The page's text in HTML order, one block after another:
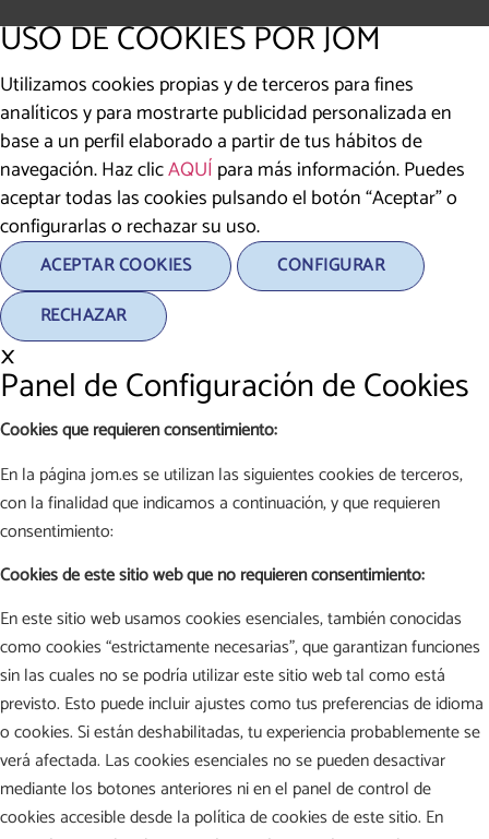
USO DE COOKIES POR JOM
Utilizamos cookies propias y de terceros para fines
analíticos y para mostrarte publicidad personalizada en
base a un perfil elaborado a partir de tus hábitos de
navegación. Haz clicAQUÍ para más información. Puedes
aceptar todas las cookies pulsando el botón “Aceptar” o
configurarlas o rechazar su uso.
ACEPTAR COOKIES
CONFIGURAR
RECHAZAR
×
Panel de Configuración de Cookies
Cookies que requieren consentimiento:
En la página jom.es se utilizan las siguientes cookies de terceros,
con la finalidad que indicamos a continuación, y que requieren
consentimiento:
Cookies de este sitio web que no requieren consentimiento:
En este sitio web usamos cookies esenciales, también conocidas
como cookies “estrictamente necesarias”, que garantizan funciones
sin las cuales no se podría utilizar este sitio web tal como está
previsto. Esto puede incluir ajustes como tus preferencias de idioma
o cookies. Si están deshabilitadas, tu experiencia probablemente se
verá afectada. Las cookies esenciales no se pueden desactivar
mediante los botones anteriores ni en el panel de control de
cookies accesible desde la política de cookies de este sitio. En